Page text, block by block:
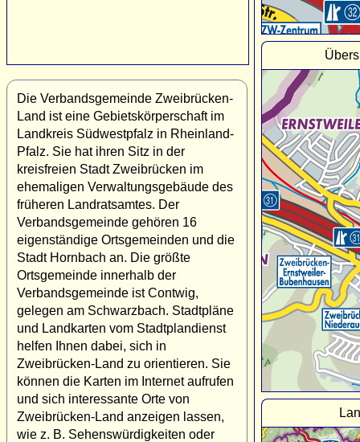
Die Verbandsgemeinde Zweibrücken-
Land ist eine Gebietskörperschaft im
Landkreis Südwestpfalz in Rheinland-
Pfalz. Sie hat ihren Sitz in der
kreisfreien Stadt Zweibrücken im
ehemaligen Verwaltungsgebäude des
früheren Landratsamtes. Der
Verbandsgemeinde gehören 16
eigenständige Ortsgemeinden und die
Stadt Hornbach an. Die größte
Ortsgemeinde innerhalb der
Verbandsgemeinde ist Contwig,
gelegen am Schwarzbach. Stadtpläne
und Landkarten vom Stadtplandienst
helfen Ihnen dabei, sich in
Zweibrücken-Land zu orientieren. Sie
können die Karten im Internet aufrufen
und sich interessante Orte von
Zweibrücken-Land anzeigen lassen,
wie z. B. Sehenswürdigkeiten oder